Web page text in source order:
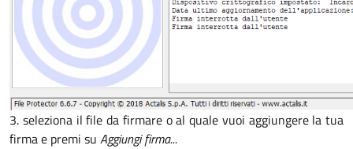
3. seleziona il file da firmare o al quale vuoi aggiungere la tua
firma e premi su Aggiungi firma...